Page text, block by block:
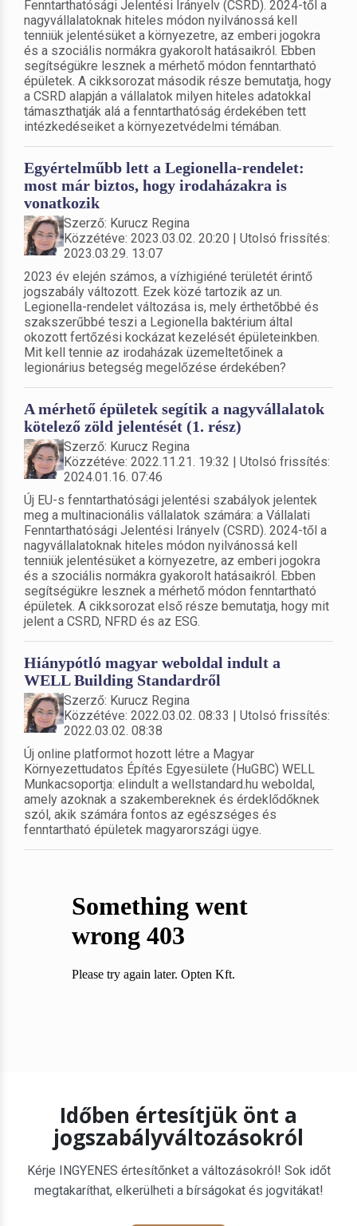
Fenntarthatósági Jelentési Irányelv (CSRD). 2024-től a
nagyvállalatoknak hiteles módon nyilvánossá kell
tenniük jelentésüket a környezetre, az emberi jogokra
és a szociális normákra gyakorolt hatásaikról. Ebben
segítségükre lesznek a mérhető módon fenntartható
épületek. A cikksorozat második része bemutatja, hogy
a CSRD alapján a vállalatok milyen hiteles adatokkal
támaszthatják alá a fenntarthatóság érdekében tett
intézkedéseiket a környezetvédelmi témában.
Egyértelműbb lett a Legionella-rendelet:
most már biztos, hogy irodaházakra is
vonatkozik
Szerző: Kurucz Regina
Közzétéve: 2023.03.02. 20:20 | Utolsó frissítés:
2023.03.29. 13:07
2023 év elején számos, a vízhigiéné területét érintő
jogszabály változott. Ezek közé tartozik az un.
Legionella-rendelet változása is, mely érthetőbbé és
szakszerűbbé teszi a Legionella baktérium által
okozott fertőzési kockázat kezelését épületeinkben.
Mit kell tennie az irodaházak üzemeltetőinek a
legionárius betegség megelőzése érdekében?
A mérhető épületek segítik a nagyvállalatok
kötelező zöld jelentését (1. rész)
Szerző: Kurucz Regina
Közzétéve: 2022.11.21. 19:32 | Utolsó frissítés:
2024.01.16. 07:46
Új EU-s fenntarthatósági jelentési szabályok jelentek
meg a multinacionális vállalatok számára: a Vállalati
Fenntarthatósági Jelentési Irányelv (CSRD). 2024-től a
nagyvállalatoknak hiteles módon nyilvánossá kell
tenniük jelentésüket a környezetre, az emberi jogokra
és a szociális normákra gyakorolt hatásaikról. Ebben
segítségükre lesznek a mérhető módon fenntartható
épületek. A cikksorozat első része bemutatja, hogy mit
jelent a CSRD, NFRD és az ESG.
Hiánypótló magyar weboldal indult a
WELL Building Standardről
Szerző: Kurucz Regina
Közzétéve: 2022.03.02. 08:33 | Utolsó frissítés:
2022.03.02. 08:38
Új online platformot hozott létre a Magyar
Környezettudatos Építés Egyesülete (HuGBC) WELL
Munkacsoportja: elindult a wellstandard.hu weboldal,
amely azoknak a szakembereknek és érdeklődőknek
szól, akik számára fontos az egészséges és
fenntartható épületek magyarországi ügye.
Időben értesítjük önt a
jogszabályváltozásokról
Kérje INGYENES értesítőnket a változásokról! Sok időt
megtakaríthat, elkerülheti a bírságokat és jogvitákat!